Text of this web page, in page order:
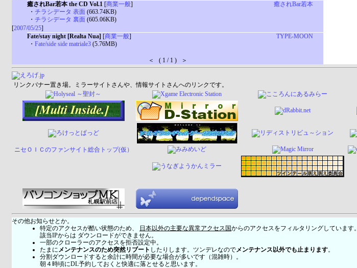
癒されBar若本 the CD Vol.1 [商業一般]
癒されBar若本
・ チラシデータ 表面 (663.74KB)
・ チラシデータ 裏面 (605.06KB)
[2007/05/25]
Fate/stay night [Realta Nua] [商業一般]
TYPE-MOON
・ Fate/side side matriale3 (5.76MB)
＜ ( 1 / 1 ) ＞
リンクバナー置き場。ミラーサイトさんや、情報サイトさんへのリンクです。
ニセＯＩＣのファンサイト総合トップ(仮）
その他お知らせとか。
特定のアクセスが酷い状態のため、
日本以外の主要な異常アクセス国からのアクセスをフィルタリングしています。
該当IPからは ダウンロードができません。
一部のクローラーのアクセスを拒否設定中。
たまにメンテナンスのため突然リブート したりします。ツンデレなのでメンテナンス以外でも止まります。
分割ダウンロードすると余計に時間が必要な場合が多いです（混雑時）。
朝４時頃にDL予約しておくと快適に落とせると思います。